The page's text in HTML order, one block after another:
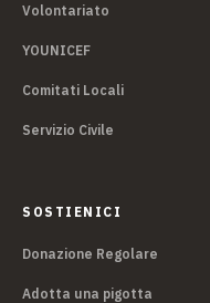
Volontariato
YOUNICEF
Comitati Locali
Servizio Civile
SOSTIENICI
Donazione Regolare
Adotta una pigotta